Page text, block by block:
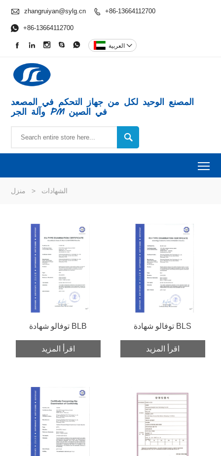
 zhangruiyan@sylg.cn  +86-13664112700
 +86-13664112700
     العربية 
المصنع الوحيد لكل من جهاز التحكم في المصعد
وآلة الجر PM في الصين

منزل > الشهادات
توفالو شهادة BLB
اقرأ المزيد
توفالو شهادة BLS
اقرأ المزيد